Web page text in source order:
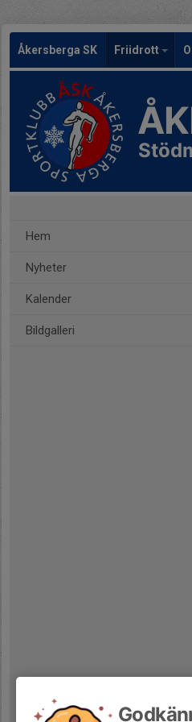
Åkersberga SK Friidrott
Hem
Nyheter
Kalender
Bildgalleri